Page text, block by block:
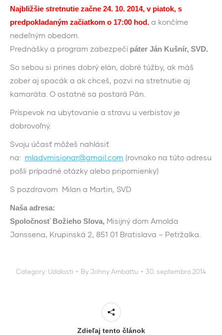
Najbližšie stretnutie začne 24. 10. 2014, v piatok, s
predpokladaným začiatkom o 17:00 hod. a končíme
nedeľným obedom.
Prednášky a program zabezpečí páter Ján Kušnír, SVD.
So sebou si prines dobrý elán, dobré túžby, ak máš
zober aj spacák a ak chceš, pozvi na stretnutie aj
kamaráta. O ostatné sa postará Pán.
Príspevok na ubytovanie a stravu u verbistov je
dobrovoľný.
Svoju účasť môžeš nahlásiť
na: mladymisionar@gmail.com (rovnako na túto adresu
pošli prípadné otázky alebo pripomienky)
S pozdravom Milan a Martin, SVD
Naša adresa:
Spoločnosť Božieho Slova, Misijný dom Arnolda
Janssena, Krupinská 2, 851 01 Bratislava – Petržalka.
Category: Udalosti By Johny Ambattu 30. septembra 2014
Zdieľaj tento článok